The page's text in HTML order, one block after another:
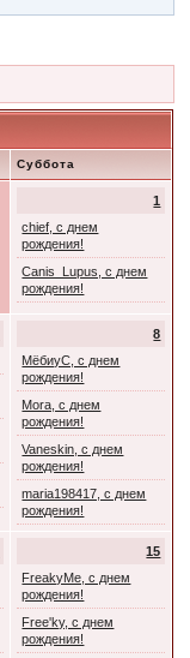
Суббота
1
chief, с днем
рождения!
Canis_Lupus, с днем
рождения!
8
МёбиуС, с днем
рождения!
Mora, с днем
рождения!
Vaneskin, с днем
рождения!
maria198417, с днем
рождения!
15
FreakyMe, с днем
рождения!
Free'ky, с днем
рождения!